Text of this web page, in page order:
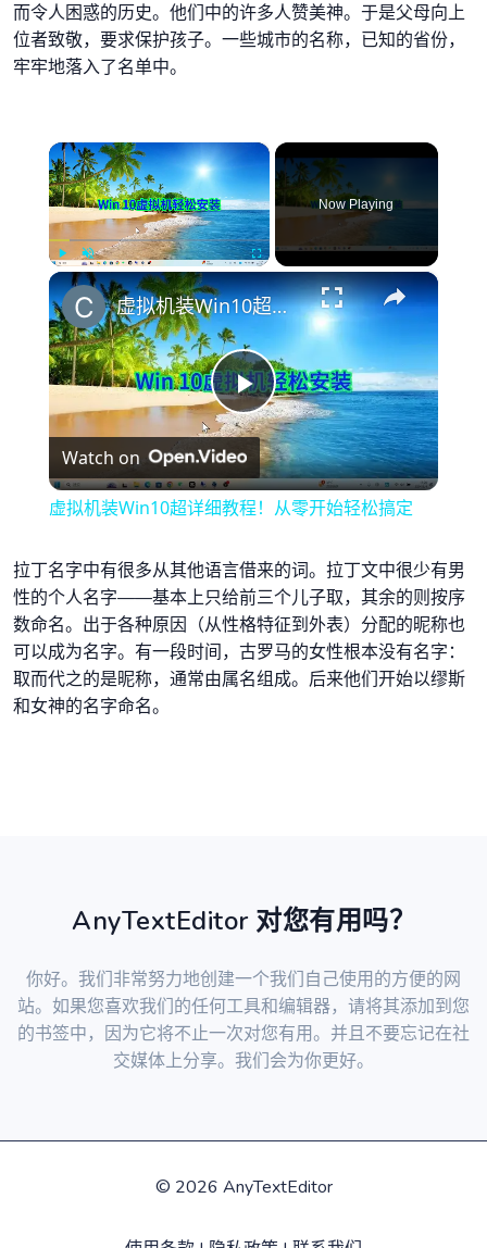
而令人困惑的历史。他们中的许多人赞美神。于是父母向上
位者致敬，要求保护孩子。一些城市的名称，已知的省份，
牢牢地落入了名单中。
×
Play Unmute Fullscreen
Now Playing
×
Play
Video
虚拟机装Win10超详细教程！从零开始轻松搞定
Watch on
虚拟机装Win10超详细教程！从零开始轻松搞定
拉丁名字中有很多从其他语言借来的词。拉丁文中很少有男
性的个人名字——基本上只给前三个儿子取，其余的则按序
数命名。出于各种原因（从性格特征到外表）分配的昵称也
可以成为名字。有一段时间，古罗马的女性根本没有名字：
取而代之的是昵称，通常由属名组成。后来他们开始以缪斯
和女神的名字命名。
AnyTextEditor 对您有用吗？
你好。我们非常努力地创建一个我们自己使用的方便的网
站。如果您喜欢我们的任何工具和编辑器，请将其添加到您
的书签中，因为它将不止一次对您有用。并且不要忘记在社
交媒体上分享。我们会为你更好。
© 2026 AnyTextEditor